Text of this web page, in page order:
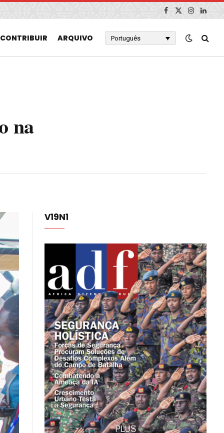
Facebook
X
Instagram
CONTRIBUIR ARQUIVO Português
na
V19N1